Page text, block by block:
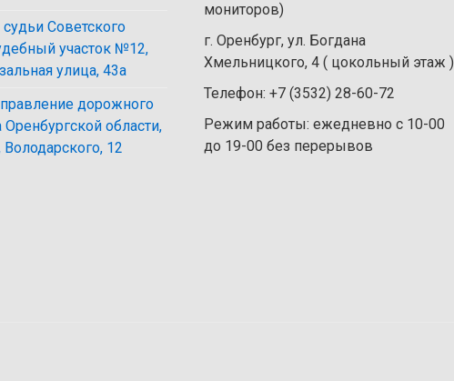
Советского
участок №12,
улица, 43а
дорожного
Оренбургской области,
12
мониторов)
г. Оренбург, ул. Богдана
Хмельницкого, 4 ( цокольный этаж )
Телефон: +7 (3532) 28-60-72
Режим работы: ежедневно с 10-00
до 19-00 без перерывов